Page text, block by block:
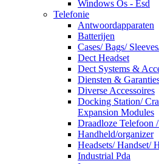
Windows Os - Esd
Telefonie
Antwoordapparaten
Batterijen
Cases/ Bags/
Dect Headset
Dect Systems &
Diensten &
Diverse Accessoires
Docking Station/
Expansion Modules
Draadloze Telefoon
Handheld/organizer
Headsets/ Handset/
Industrial Pda